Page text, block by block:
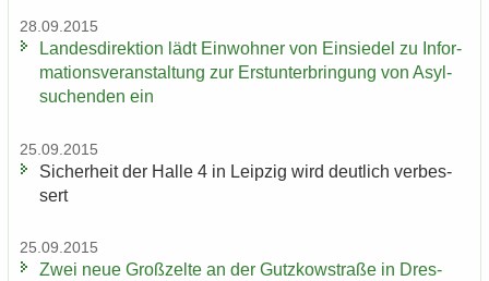
28.09.2015
Lan­des­di­rek­ti­on lädt Ein­woh­ner von Ein­sie­del zu In­for­
ma­ti­ons­ver­an­stal­tung zur Erst­un­ter­brin­gung von Asyl­
su­chen­den ein
25.09.2015
Si­cher­heit der Halle 4 in Leip­zig wird deut­lich ver­bes­
sert
25.09.2015
Zwei neue Groß­zel­te an der Gutz­kow­stra­ße in Dres­